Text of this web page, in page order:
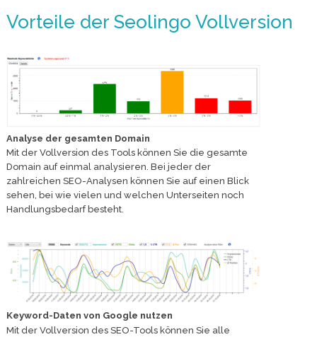
Vorteile der Seolingo Vollversion
Analyse der gesamten Domain
Mit der Vollversion des Tools können Sie die gesamte
Domain auf einmal analysieren. Bei jeder der
zahlreichen SEO-Analysen können Sie auf einen Blick
sehen, bei wie vielen und welchen Unterseiten noch
Handlungsbedarf besteht.
Keyword-Daten von Google nutzen
Mit der Vollversion des SEO-Tools können Sie alle